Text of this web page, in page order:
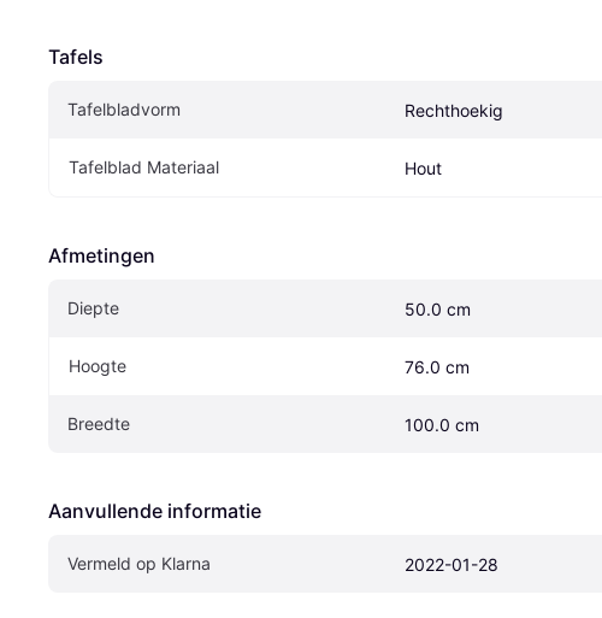
Tafels
Tafelbladvorm Rechthoekig
Tafelblad Materiaal Hout
Afmetingen
Diepte 50.0 cm
Hoogte 76.0 cm
Breedte 100.0 cm
Aanvullende informatie
Vermeld op Klarna 2022-01-28